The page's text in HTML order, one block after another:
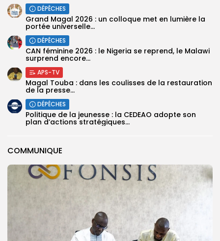
COMMUNIQUE
DÉPÊCHES
Grand Magal 2026 : un colloque met en lumière la
portée universelle...
DÉPÊCHES
‎CAN féminine 2026 : le Nigeria se reprend, le Malawi
surprend encore...
APS-TV
Magal Touba : dans les coulisses de la restauration
de la presse...
DÉPÊCHES
Politique de la jeunesse : la CEDEAO adopte son
plan d’actions stratégiques...